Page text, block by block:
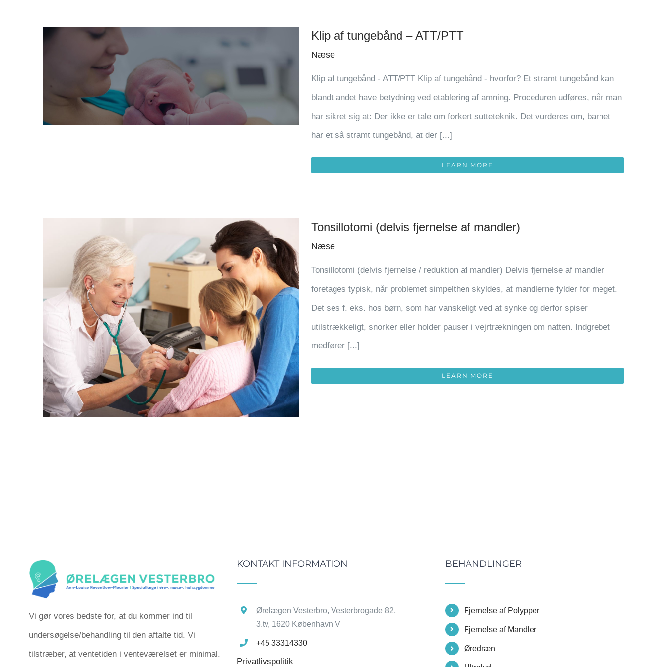
Klip af tungebånd – ATT/PTT
Næse
Klip af tungebånd - ATT/PTT Klip af tungebånd - hvorfor? Et stramt tungebånd kan
blandt andet have betydning ved etablering af amning. Proceduren udføres, når man
har sikret sig at: Der ikke er tale om forkert sutteteknik. Det vurderes om, barnet
har et så stramt tungebånd, at der [...]
LEARN MORE
Tonsillotomi (delvis fjernelse af mandler)
Næse
Tonsillotomi (delvis fjernelse / reduktion af mandler) Delvis fjernelse af mandler
foretages typisk, når problemet simpelthen skyldes, at mandlerne fylder for meget.
Det ses f. eks. hos børn, som har vanskeligt ved at synke og derfor spiser
utilstrækkeligt, snorker eller holder pauser i vejrtrækningen om natten. Indgrebet
medfører [...]
LEARN MORE
Vi gør vores bedste for, at du kommer ind til
undersøgelse/behandling til den aftalte tid. Vi
tilstræber, at ventetiden i venteværelset er minimal.
KONTAKT INFORMATION
Ørelægen Vesterbro, Vesterbrogade 82,
3.tv, 1620 København V
+45 33314330
Privatlivspolitik
BEHANDLINGER
Fjernelse af Polypper
Fjernelse af Mandler
Øredræn